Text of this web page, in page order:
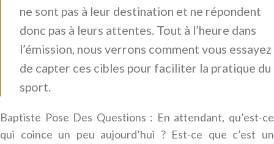
ne sont pas à leur destination et ne répondent
donc pas à leurs attentes. Tout à l’heure dans
l’émission, nous verrons comment vous essayez
de capter ces cibles pour faciliter la pratique du
sport.
Baptiste Pose Des Questions : En attendant, qu’est-ce
qui coince un peu aujourd’hui ? Est-ce que c’est un